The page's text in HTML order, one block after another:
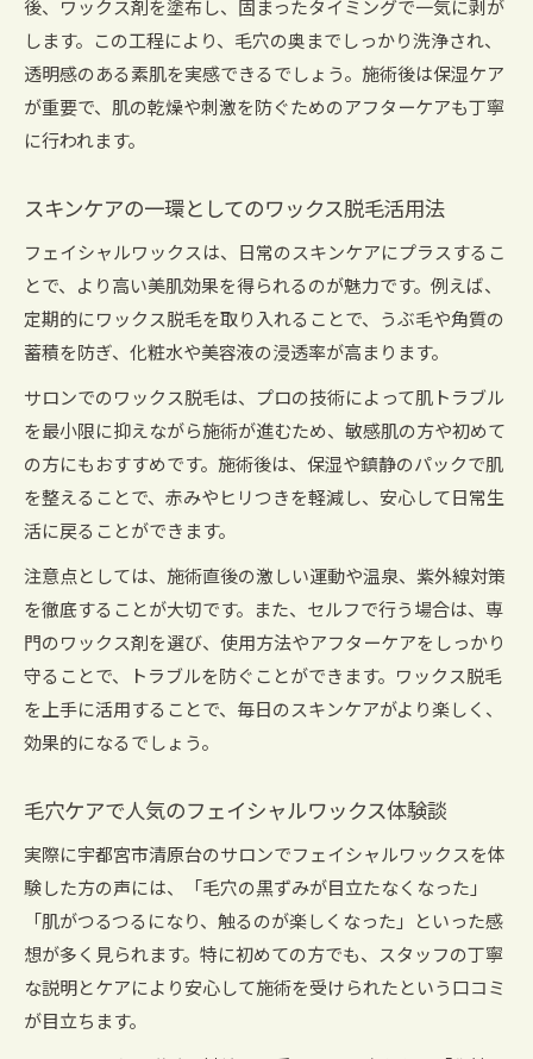
後、ワックス剤を塗布し、固まったタイミングで一気に剥が
します。この工程により、毛穴の奥までしっかり洗浄され、
透明感のある素肌を実感できるでしょう。施術後は保湿ケア
が重要で、肌の乾燥や刺激を防ぐためのアフターケアも丁寧
に行われます。
スキンケアの一環としてのワックス脱毛活用法
フェイシャルワックスは、日常のスキンケアにプラスするこ
とで、より高い美肌効果を得られるのが魅力です。例えば、
定期的にワックス脱毛を取り入れることで、うぶ毛や角質の
蓄積を防ぎ、化粧水や美容液の浸透率が高まります。
サロンでのワックス脱毛は、プロの技術によって肌トラブル
を最小限に抑えながら施術が進むため、敏感肌の方や初めて
の方にもおすすめです。施術後は、保湿や鎮静のパックで肌
を整えることで、赤みやヒリつきを軽減し、安心して日常生
活に戻ることができます。
注意点としては、施術直後の激しい運動や温泉、紫外線対策
を徹底することが大切です。また、セルフで行う場合は、専
門のワックス剤を選び、使用方法やアフターケアをしっかり
守ることで、トラブルを防ぐことができます。ワックス脱毛
を上手に活用することで、毎日のスキンケアがより楽しく、
効果的になるでしょう。
毛穴ケアで人気のフェイシャルワックス体験談
実際に宇都宮市清原台のサロンでフェイシャルワックスを体
験した方の声には、「毛穴の黒ずみが目立たなくなった」
「肌がつるつるになり、触るのが楽しくなった」といった感
想が多く見られます。特に初めての方でも、スタッフの丁寧
な説明とケアにより安心して施術を受けられたという口コミ
が目立ちます。